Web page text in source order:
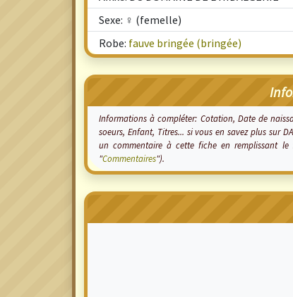
Sexe: ♀ (femelle)
Robe: fauve bringée (bringée)
Informations à compléter: Cotation, Date de
soeurs, Enfant, Titres... si vous en savez plus sur
un commentaire à cette fiche en remplissant
"Commentaires").